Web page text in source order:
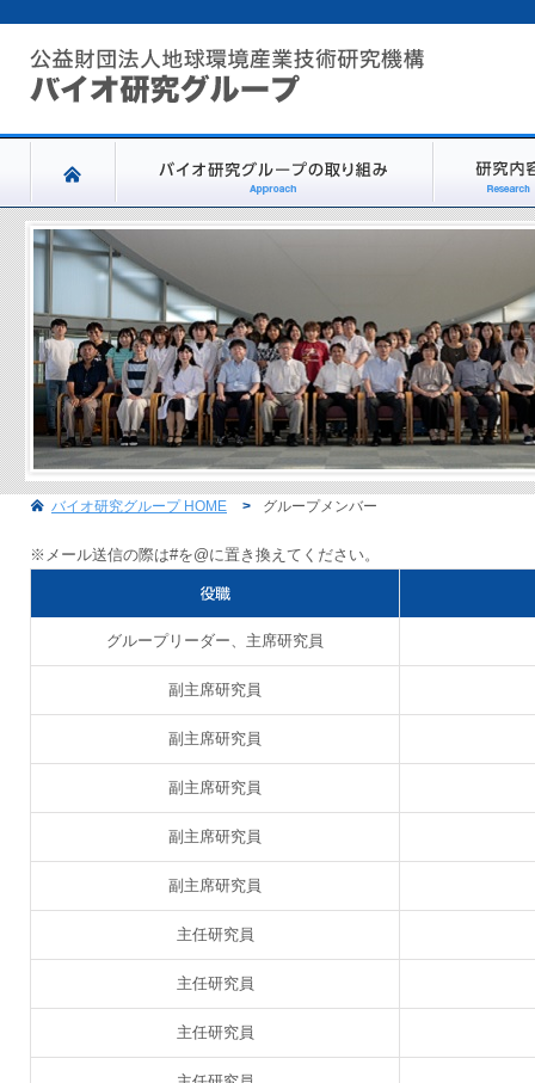
バイオ研究グループ HOME > グループメンバー
※メール送信の際は#を@に置き換えてください。
グループリーダー、主席研究員
副主席研究員
副主席研究員
副主席研究員
副主席研究員
副主席研究員
主任研究員
主任研究員
主任研究員